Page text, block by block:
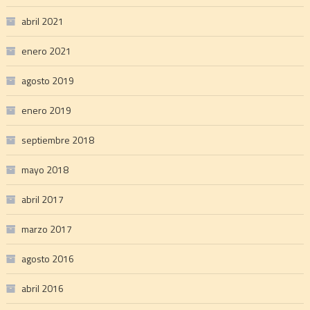
abril 2021
enero 2021
agosto 2019
enero 2019
septiembre 2018
mayo 2018
abril 2017
marzo 2017
agosto 2016
abril 2016